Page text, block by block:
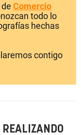
Comercio
todo lo
hechas
contigo
REALIZANDO